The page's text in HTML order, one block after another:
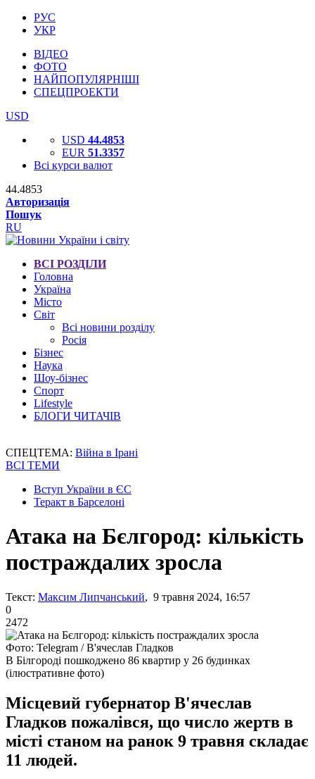
РУС
УКР
ВІДЕО
ФОТО
НАЙПОПУЛЯРНІШІ
СПЕЦПРОЕКТИ
USD
USD 44.4853
EUR 51.3357
Всі курси валют
44.4853
Авторизація
Пошук
RU
ВСІ РОЗДІЛИ
Головна
Україна
Місто
Світ
Всі новини розділу
Росія
Бізнес
Наука
Шоу-бізнес
Спорт
Lifestyle
БЛОГИ ЧИТАЧІВ
СПЕЦТЕМА: Війна в Ірані
ВСІ ТЕМИ
Вступ України в ЄС
Теракт в Барселоні
Атака на Бєлгород: кількість
постраждалих зросла
Текст: Максим Липчанський, 9 травня 2024, 16:57
0
2472
Фото: Telegram / В'ячеслав Гладков
В Білгороді пошкоджено 86 квартир у 26 будинках
(ілюстративне фото)
Місцевий губернатор В'ячеслав
Гладков пожалівся, що число жертв в
місті станом на ранок 9 травня складає
11 людей.